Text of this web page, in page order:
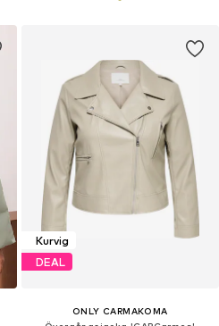
Kurvig
DEAL
ONLY CARMAKOMA